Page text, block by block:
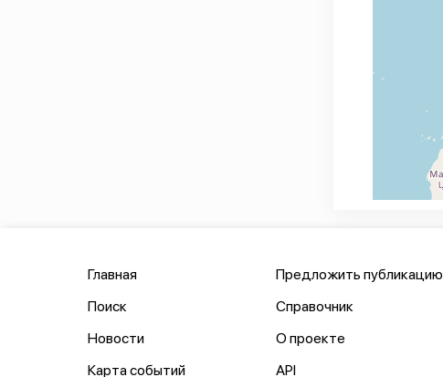
Главная
Поиск
Новости
Карта событий
Предложить публикацию
Справочник
О проекте
API